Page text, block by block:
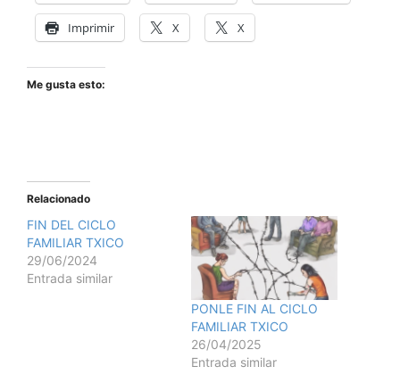
Imprimir X X
Me gusta esto:
Relacionado
FIN DEL CICLO
FAMILIAR TXICO
29/06/2024
Entrada similar
PONLE FIN AL CICLO
FAMILIAR TXICO
26/04/2025
Entrada similar